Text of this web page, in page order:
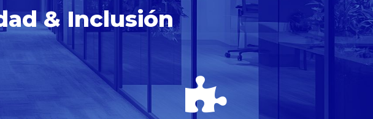
& Inclusión